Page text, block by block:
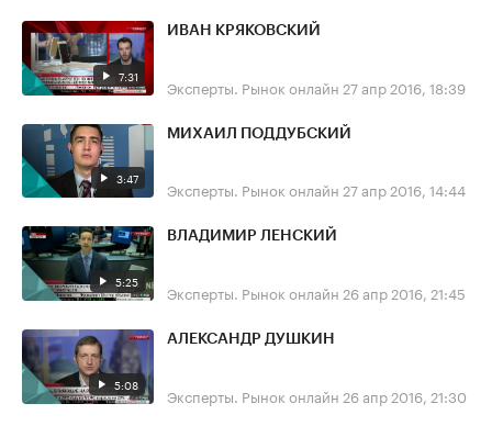
7:31
ИВАН КРЯКОВСКИЙ
Эксперты. Рынок онлайн 27 апр 2016, 18:39
3:47
МИХАИЛ ПОДДУБСКИЙ
Эксперты. Рынок онлайн 27 апр 2016, 14:44
5:25
ВЛАДИМИР ЛЕНСКИЙ
Эксперты. Рынок онлайн 26 апр 2016, 21:45
5:08
АЛЕКСАНДР ДУШКИН
Эксперты. Рынок онлайн 26 апр 2016, 21:30